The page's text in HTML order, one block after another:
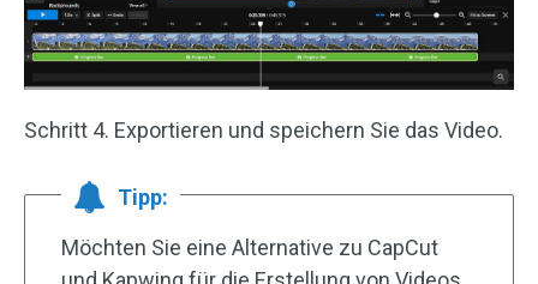
Schritt 4. Exportieren und speichern Sie das Video.
Tipp:
Möchten Sie eine Alternative zu CapCut